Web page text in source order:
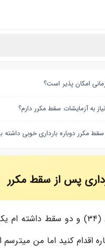
امکان پذیر است؟
به آزمایشات سقط مکرر دارم؟
سقط مکرر دوباره بارداری خوبی داشته
پس از سقط مکرر
اقدام کنید اما من